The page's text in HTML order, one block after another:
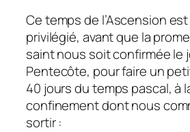
Ce temps de l’Ascension
privilégié, avant que la
saint nous soit confirmée le
Pentecôte, pour faire un
40 jours du temps pascal, à
confinement dont nous
sortir :